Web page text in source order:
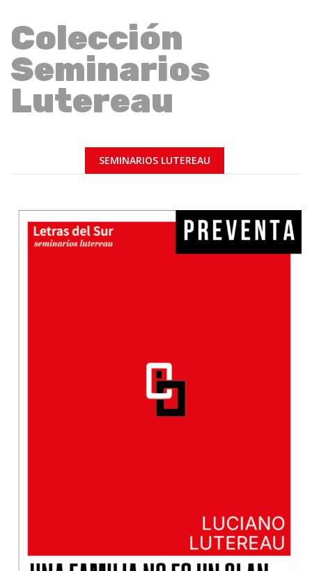
Colección
Seminarios
Lutereau
SEMINARIOS LUTEREAU